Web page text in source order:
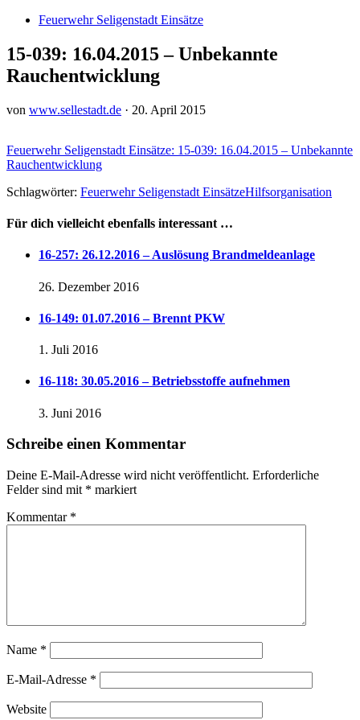
Feuerwehr Seligenstadt Einsätze
15-039: 16.04.2015 – Unbekannte
Rauchentwicklung
von www.sellestadt.de · 20. April 2015
Feuerwehr Seligenstadt Einsätze: 15-039: 16.04.2015 – Unbekannte
Rauchentwicklung
Schlagwörter: Feuerwehr Seligenstadt EinsätzeHilfsorganisation
Für dich vielleicht ebenfalls interessant …
16-257: 26.12.2016 – Auslösung Brandmeldeanlage
26. Dezember 2016
16-149: 01.07.2016 – Brennt PKW
1. Juli 2016
16-118: 30.05.2016 – Betriebsstoffe aufnehmen
3. Juni 2016
Schreibe einen Kommentar
Deine E-Mail-Adresse wird nicht veröffentlicht. Erforderliche
Felder sind mit * markiert
Kommentar *
Name *
E-Mail-Adresse *
Website